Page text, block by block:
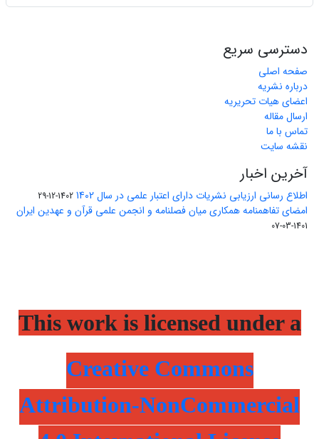
دسترسی سریع
صفحه اصلی
درباره نشریه
اعضای هیات تحریریه
ارسال مقاله
تماس با ما
نقشه سایت
آخرین اخبار
اطلاع رسانی ارزیابی نشریات دارای اعتبار علمی در سال 1402 1402-12-29
امضای تفاهمنامه همکاری میان فصلنامه و انجمن علمی قرآن و عهدین ایران
1401-03-07
This work is licensed under a
Creative Commons
Attribution-NonCommercial